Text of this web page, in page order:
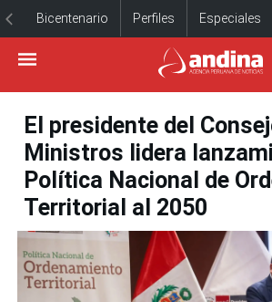
Bicentenario Perfiles Especiales
El presidente del
Ministros lidera
Política Nacional de
Territorial al 2050